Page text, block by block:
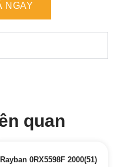
NGAY
quan
Rayban 0RX5598F 2000(51)